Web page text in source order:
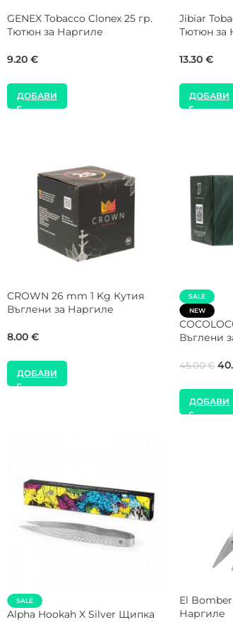
Os Tobacco African Queen 200
гр. Тютюн за Наргиле
57.00€
ДОБАВИ
SEBERO
8.00 €
ДОБАВИ
NEW
Gorilla Cube 28 mm 1 Kg Кутия
ДОБАВИ
NEW
FUMELO
Въглени
ДОБАВИ
VYRO Shisha Mod V1 White
Sleeve за Наргиле
Na Grani
Наргиле